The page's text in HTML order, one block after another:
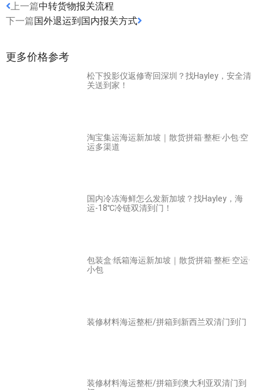
上一篇中转货物报关流程
下一篇国外退运到国内报关方式
更多价格参考
松下投影仪返修寄回深圳？找Hayley，安全清
关送到家！
淘宝集运海运新加坡｜散货拼箱·整柜·小包·空
运多渠道
国内冷冻海鲜怎么发新加坡？找Hayley，海
运-18℃冷链双清到门！
包装盒·纸箱海运新加坡｜散货拼箱·整柜·空运·
小包
装修材料海运整柜/拼箱到新西兰双清门到门
装修材料海运整柜/拼箱到澳大利亚双清门到